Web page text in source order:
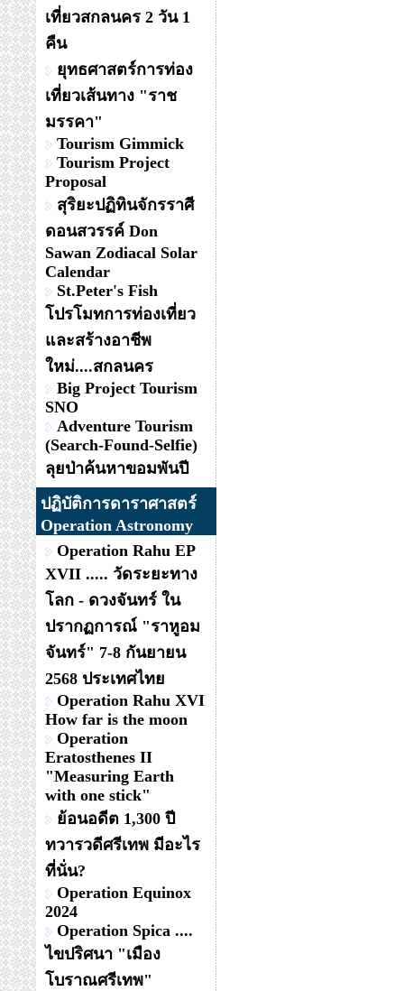
เที่ยวสกลนคร 2 วัน 1
คืน
ยุทธศาสตร์การท่อง
เที่ยวเส้นทาง "ราช
มรรคา"
Tourism Gimmick
Tourism Project
Proposal
สุริยะปฏิทินจักรราศี
ดอนสวรรค์ Don
Sawan Zodiacal Solar
Calendar
St.Peter's Fish
โปรโมทการท่องเที่ยว
และสร้างอาชีพ
ใหม่....สกลนคร
Big Project Tourism
SNO
Adventure Tourism
(Search-Found-Selfie)
ลุยป่าค้นหาขอมพันปี
ปฏิบัติการดาราศาสตร์
Operation Astronomy
Operation Rahu EP
XVII ..... วัดระยะทาง
โลก - ดวงจันทร์ ใน
ปรากฏการณ์ "ราหูอม
จันทร์" 7-8 กันยายน
2568 ประเทศไทย
Operation Rahu XVI
How far is the moon
Operation
Eratosthenes II
"Measuring Earth
with one stick"
ย้อนอดีต 1,300 ปี
ทวารวดีศรีเทพ มีอะไร
ที่นั่น?
Operation Equinox
2024
Operation Spica ....
ไขปริศนา "เมือง
โบราณศรีเทพ"